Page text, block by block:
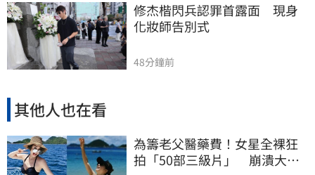
修杰楷閃兵認罪首露面　現身
化妝師告別式
48分鐘前
其他人也在看
為籌老父醫藥費！女星全裸狂
拍「50部三級片」 崩潰大